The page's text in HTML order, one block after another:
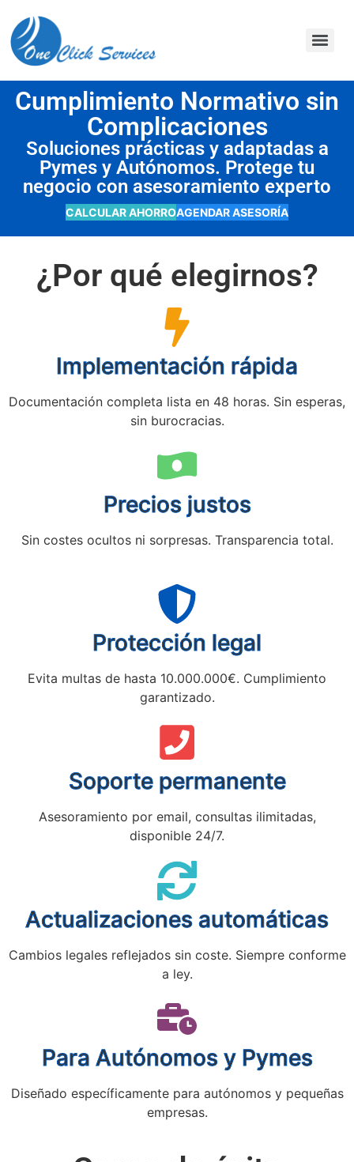
Cumplimiento Normativo sin
Complicaciones
Soluciones prácticas y adaptadas a
Pymes y Autónomos. Protege tu
negocio con asesoramiento experto
CALCULAR AHORROAGENDAR ASESORÍA
¿Por qué elegirnos?
Implementación rápida
Documentación completa lista en 48 horas. Sin esperas,
sin burocracias.
Precios justos
Sin costes ocultos ni sorpresas. Transparencia total.
Protección legal
Evita multas de hasta 10.000.000€. Cumplimiento
garantizado.
Soporte permanente
Asesoramiento por email, consultas ilimitadas,
disponible 24/7.
Actualizaciones automáticas
Cambios legales reflejados sin coste. Siempre conforme
a ley.
Para Autónomos y Pymes
Diseñado específicamente para autónomos y pequeñas
empresas.